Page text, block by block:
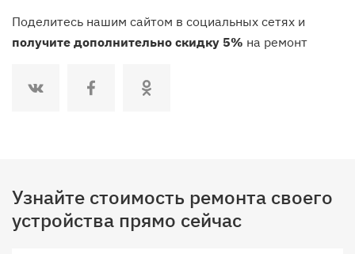
Поделитесь нашим сайтом в социальных сетях и
получите дополнительно скидку 5% на ремонт
Узнайте стоимость ремонта своего
устройства прямо сейчас